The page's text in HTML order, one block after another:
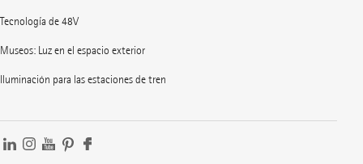
Tecnología de 48V
Museos: Luz en el espacio exterior
Iluminación para las estaciones de tren